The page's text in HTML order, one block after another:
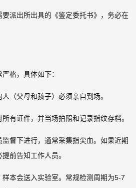
派出所出具的《鉴定委托书》，务必在
格，具体如下：
（父母和孩子）必须亲自到场。
有证件，并当场拍照和记录指纹存档。
督下进行，通常采集指尖血。如果近期
前告知工作人员。
本会送入实验室。常规检测周期为5-7